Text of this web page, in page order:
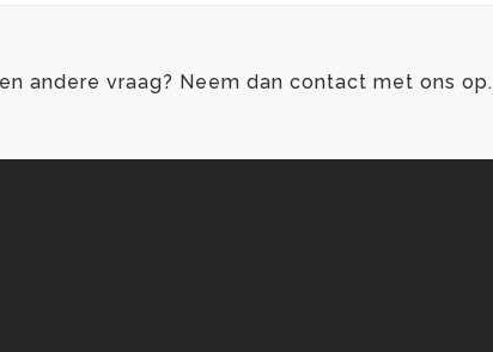
andere vraag? Neem dan contact met ons op.